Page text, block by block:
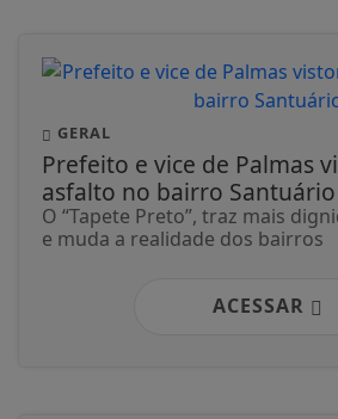
GERAL
Prefeito e vice de Palmas
asfalto no bairro Santuário
O “Tapete Preto”, traz mais
e muda a realidade dos bairros
ACESSAR